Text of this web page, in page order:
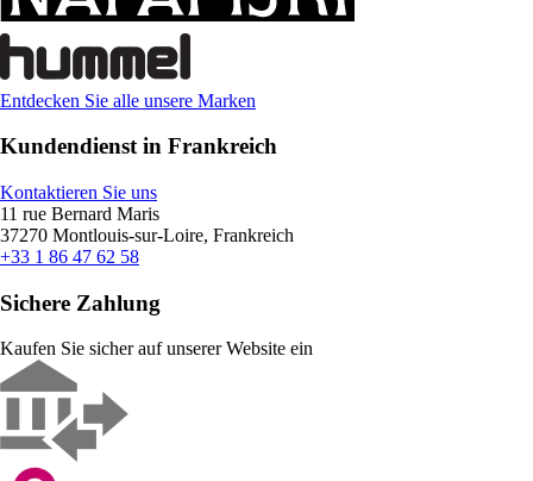
Entdecken Sie alle unsere Marken
Kundendienst in Frankreich
Kontaktieren Sie uns
11 rue Bernard Maris
37270 Montlouis-sur-Loire, Frankreich
+33 1 86 47 62 58
Sichere Zahlung
Kaufen Sie sicher auf unserer Website ein